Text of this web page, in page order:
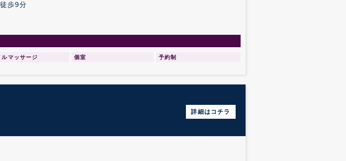
歩9分
ルマッサージ 個室 予約制
詳細はコチラ